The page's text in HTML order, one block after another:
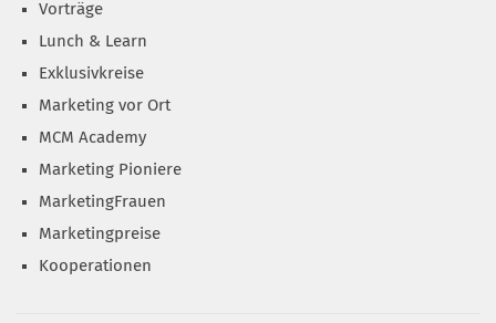
Vorträge
Lunch & Learn
Exklusivkreise
Marketing vor Ort
MCM Academy
Marketing Pioniere
MarketingFrauen
Marketingpreise
Kooperationen